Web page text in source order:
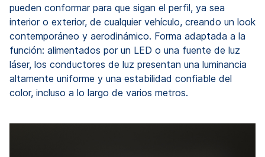
pueden conformar para que sigan el perfil, ya sea
interior o exterior, de cualquier vehículo, creando un look
contemporáneo y aerodinámico. Forma adaptada a la
función: alimentados por un LED o una fuente de luz
láser, los conductores de luz presentan una luminancia
altamente uniforme y una estabilidad confiable del
color, incluso a lo largo de varios metros.